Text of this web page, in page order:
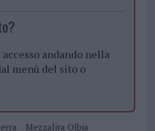
andando nella
menù del sito o
Mezzalira Olbia